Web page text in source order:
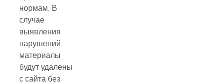
нормам. В
случае
выявления
нарушений
материалы
будут удалены
с сайта без